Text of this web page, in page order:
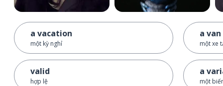
a vacation
một kỳ nghỉ
valid
hợp lệ
a van
một xe
a
một